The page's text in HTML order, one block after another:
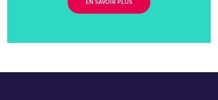
EN SAVOIR PLUS